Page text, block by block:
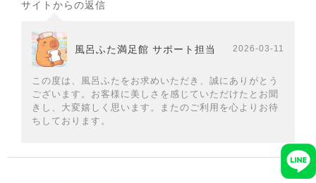
サイトからの返信
風呂ふた満足館 サポート担当 2026-03-11
この度は、風呂ふたをお求めいただき、誠にありがとう
ございます。お客様に美しさを感じていただけたとお聞
きし、大変嬉しく思います。またのご利用を心よりお待
ちしております。